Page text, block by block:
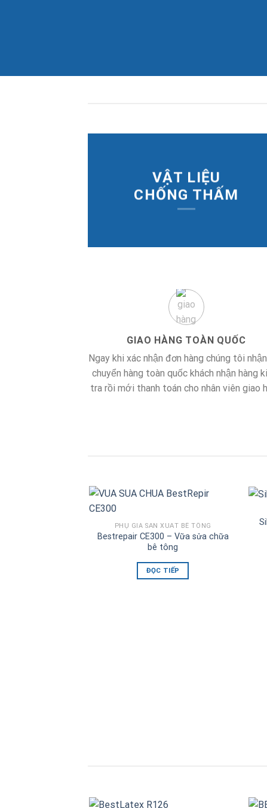
VẬT LIỆU
CHỐNG THẤM
GIAO HÀNG TOÀN QUỐC
Ngay khi xác nhận đơn hàng chúng tôi
chuyển hàng toàn quốc khách nhận hàng
tra rồi mới thanh toán cho nhân viên giao
PHỤ GIA SẢN XUẤT BÊ TÔNG
Bestrepair CE300 – Vữa sửa chữa
bê tông
ĐỌC TIẾP